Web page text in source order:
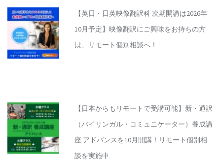
【英日・日英映像翻訳科 次期開講は2026年
10月予定】映像翻訳にご興味をお持ちの方
は、リモート個別相談へ！
【日本からもリモートで受講可能】新・通訳
（バイリンガル・コミュニケーター）養成講
座 アドバンスを10月開講！リモート個別相
談を実施中